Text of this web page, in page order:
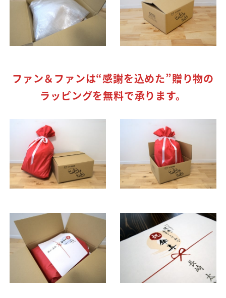
ファン＆ファンは“感謝を込めた”贈り物の
ラッピングを無料で承ります。